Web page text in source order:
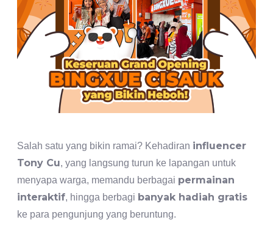
Salah satu yang bikin ramai? Kehadiran influencer
Tony Cu, yang langsung turun ke lapangan untuk
menyapa warga, memandu berbagai permainan
interaktif, hingga berbagi banyak hadiah gratis
ke para pengunjung yang beruntung.